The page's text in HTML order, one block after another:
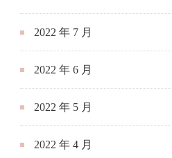
2022 年 7 月
2022 年 6 月
2022 年 5 月
2022 年 4 月